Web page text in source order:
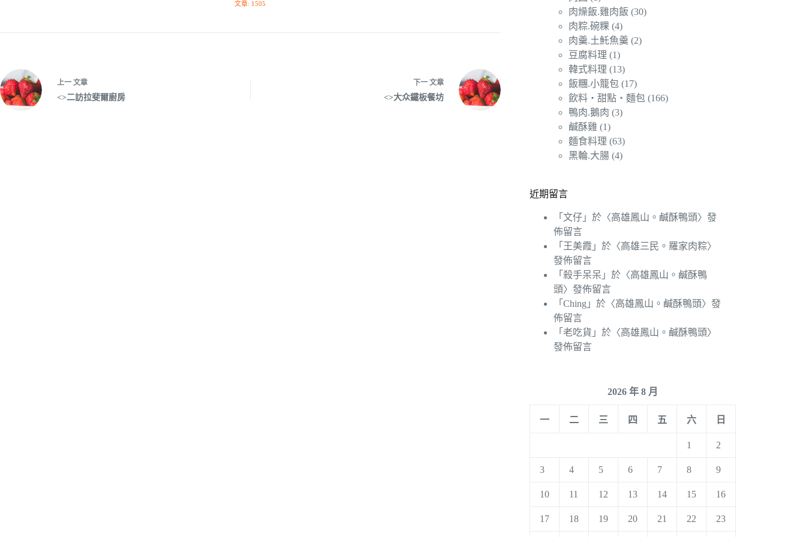
文章: 1505
上一 文章
<>二訪拉斐爾廚房
下一 文章
<>大众鐵板餐坊
肉燥飯.雞肉飯 (30)
肉粽.碗粿 (4)
肉羹.土魠魚羹 (2)
豆腐料理 (1)
韓式料理 (13)
飯糰.小籠包 (17)
飲料‧甜點‧麵包 (166)
鴨肉.鵝肉 (3)
鹹酥雞 (1)
麵食料理 (63)
黑輪.大腸 (4)
近期留言
「文仔 」於〈高雄鳳山。鹹酥鴨頭〉發
佈留言
「 王美霞 」於〈高雄三民。羅家肉粽〉
發佈留言
「殺手呆呆 」於〈高雄鳳山。鹹酥鴨
頭〉發佈留言
「Ching 」於〈高雄鳳山。鹹酥鴨頭〉發
佈留言
「老吃貨 」於〈高雄鳳山。鹹酥鴨頭〉
發佈留言
2026 年 8 月
一 二 三 四 五 六 日
1 2
3 4 5 6 7 8 9
10 11 12 13 14 15 16
17 18 19 20 21 22 23